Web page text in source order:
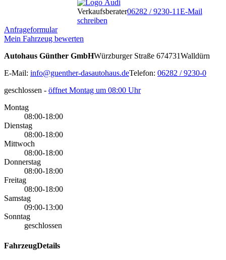
Verkaufsberater06282 / 9230-11E-Mail
schreiben
Anfrageformular
Mein Fahrzeug bewerten
Autohaus Günther GmbHWürzburger Straße 674731Walldürn
E-Mail: info@guenther-dasautohaus.deTelefon: 06282 / 9230-0
geschlossen - öffnet Montag um 08:00 Uhr
Montag
08:00-18:00
Dienstag
08:00-18:00
Mittwoch
08:00-18:00
Donnerstag
08:00-18:00
Freitag
08:00-18:00
Samstag
09:00-13:00
Sonntag
geschlossen
FahrzeugDetails